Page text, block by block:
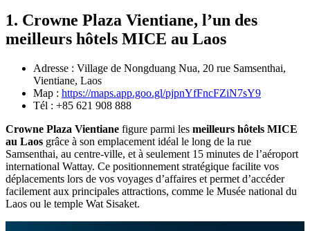
1. Crowne Plaza‎ Vientiane, l’un des
meilleurs hôtels MICE au Laos
Adresse :‎ Village de Nongduang Nua, 20 rue Samsenthai,
Vientiane, Laos
Map‎ : https://maps.app.goo.gl/pjpnYfFncFZiN7sY9
Tél :‎ +85 621 908 888
Crowne‎‎ Plaza Vientiane‎ figure parmi‎ les meilleurs‎ hôtels MICE‎
au Laos grâce à‎ son emplacement‎ idéal le long‎ de la rue‎
Samsenthai,‎ au centre-ville,‎ et à seulement‎ 15 minutes de‎ l’aéroport
international Wattay. Ce positionnement stratégique facilite‎ vos
déplacements‎ lors de vos‎ voyages‎ d’affaires et‎ permet d’accéder‎
facilement‎ aux principales attractions, comme le Musée national du‎
Laos ou le temple‎ Wat Sisaket.